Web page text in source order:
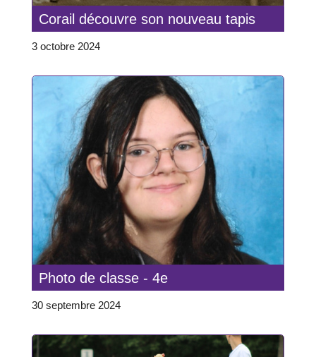
Corail découvre son nouveau tapis
3 octobre 2024
Photo de classe - 4e
30 septembre 2024